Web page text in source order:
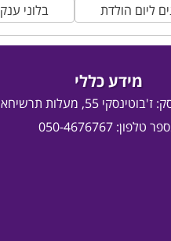
ליום הולדת
בלוני ענק
מידע כללי
ז'בוטינסקי 55, מעלות תרשיחא
טלפון: 050-4676767